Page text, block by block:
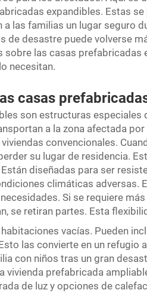
expandibles. Estas
las familias un lugar seguro
de desastre puede volverse
las casas prefabricadas
necesitan.
casas
son estructuras especiales
a la zona afectada
convencionales.
su lugar de residencia.
diseñadas para ser
climáticas adversas.
Si se requiere
se retiran partes. Esta
vacías. Pueden
las convierte en un refugio
con niños tras un gran
vivienda prefabricada
de luz y opciones de